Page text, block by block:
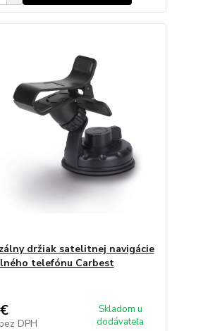
držiak satelitnej navigácie
telefónu Carbest
bez DPH
Skladom u
dodávateľa